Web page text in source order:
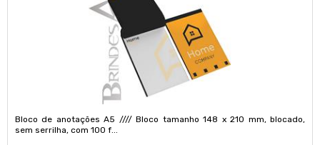
Bloco de anotações A5 //// Bloco tamanho 148 x 210 mm, blocado,
sem serrilha, com 100 f...